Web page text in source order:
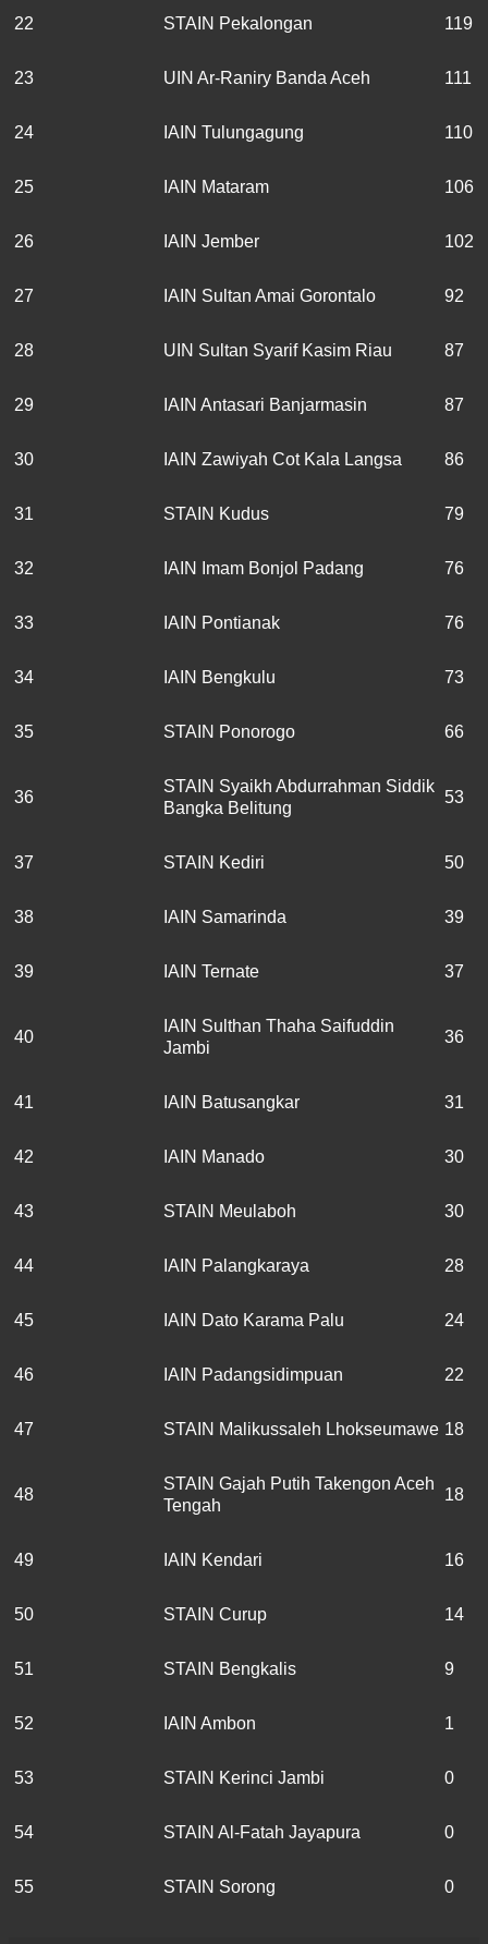
22 STAIN Pekalongan 119
23 UIN Ar-Raniry Banda Aceh 111
24 IAIN Tulungagung 110
25 IAIN Mataram 106
26 IAIN Jember 102
27 IAIN Sultan Amai Gorontalo 92
28 UIN Sultan Syarif Kasim Riau 87
29 IAIN Antasari Banjarmasin 87
30 IAIN Zawiyah Cot Kala Langsa 86
31 STAIN Kudus 79
32 IAIN Imam Bonjol Padang 76
33 IAIN Pontianak 76
34 IAIN Bengkulu 73
35 STAIN Ponorogo 66
36
STAIN Syaikh Abdurrahman Siddik
Bangka Belitung
53
37 STAIN Kediri 50
38 IAIN Samarinda 39
39 IAIN Ternate 37
40
IAIN Sulthan Thaha Saifuddin
Jambi
36
41 IAIN Batusangkar 31
42 IAIN Manado 30
43 STAIN Meulaboh 30
44 IAIN Palangkaraya 28
45 IAIN Dato Karama Palu 24
46 IAIN Padangsidimpuan 22
47 STAIN Malikussaleh Lhokseumawe 18
48
STAIN Gajah Putih Takengon Aceh
Tengah
18
49 IAIN Kendari 16
50 STAIN Curup 14
51 STAIN Bengkalis 9
52 IAIN Ambon 1
53 STAIN Kerinci Jambi 0
54 STAIN Al-Fatah Jayapura 0
55 STAIN Sorong 0